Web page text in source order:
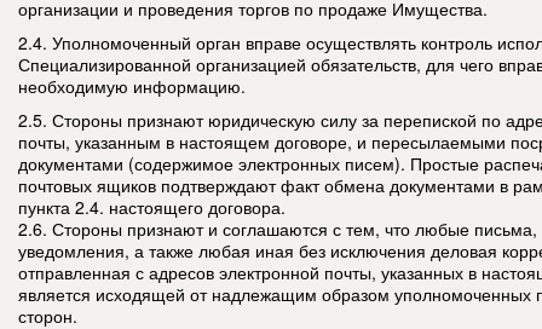
организации и проведения торгов по продаже Имущества.
2.4. Уполномоченный орган вправе осуществлять контроль
Специализированной организацией обязательств, для чего
необходимую информацию.
2.5. Стороны признают юридическую силу за перепиской по
почты, указанным в настоящем договоре, и пересылаемыми
документами (содержимое электронных писем). Простые
почтовых ящиков подтверждают факт обмена документами в
пункта 2.4. настоящего договора.
2.6. Стороны признают и соглашаются с тем, что любые письма,
уведомления, а также любая иная без исключения деловая
отправленная с адресов электронной почты, указанных в
является исходящей от надлежащим образом уполномоченных
сторон.